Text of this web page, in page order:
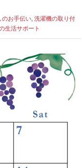
のお手伝い, 洗濯機の取り付
生活サポート